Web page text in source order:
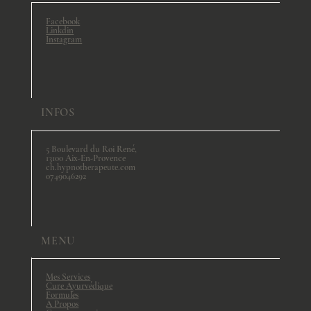
Facebook
Linkdin
Instagram
INFOS
5 Boulevard du Roi René,
13100 Aix-En-Provence
ch.hypnotherapeute.com
0749046292
MENU
Mes Services
Cure Ayurvédique
Formules
A Propos